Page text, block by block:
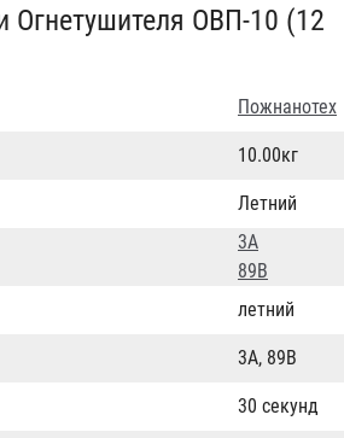
Огнетушителя ОВП-10 (12
Пожнанотех
10.00кг
Летний
3А
89В
летний
3А, 89В
30 секунд